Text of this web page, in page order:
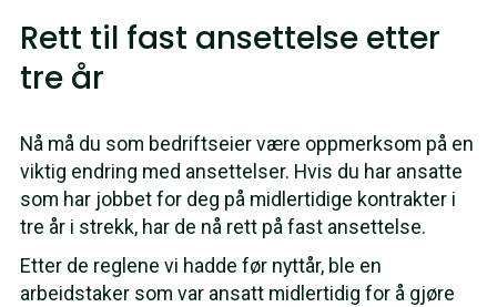
Rett til fast ansettelse etter
tre år
Nå må du som bedriftseier være oppmerksom på en
viktig endring med ansettelser. Hvis du har ansatte
som har jobbet for deg på midlertidige kontrakter i
tre år i strekk, har de nå rett på fast ansettelse.
Etter de reglene vi hadde før nyttår, ble en
arbeidstaker som var ansatt midlertidig for å gjøre